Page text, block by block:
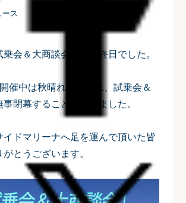
ース
会＆大商談会」の最終日でした。
催中は秋晴れに恵まれ、試乗会＆
閉幕することができました。
イドマリーナへ足を運んで頂いた皆
とうございます。